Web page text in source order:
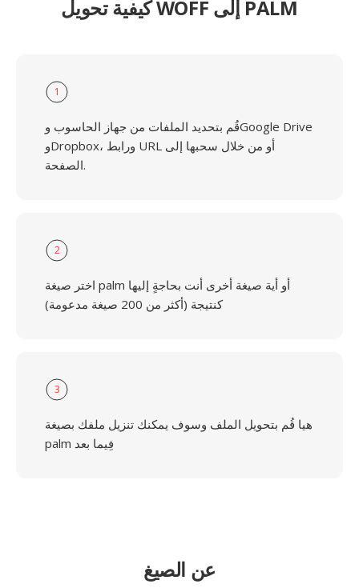
كيفية تحويل WOFF إلى PALM
1
قُم بتحديد الملفات من جهاز الحاسوب وGoogle Drive
وDropbox، ورابط URL أو من خلال سحبها إلى
الصفحة.
2
اختر صيغة palm أو أية صيغة أخرى أنت بحاجةٍ إليها
كنتيجة (أكثر من 200 صيغة مدعومة)
3
هيا قُم بتحويل الملف وسوف يمكنك تنزيل ملفك بصيغة
palm فِيما بعد
عن الصيغ